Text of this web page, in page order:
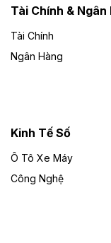
Lai
Bốn doanh
phần Tập đoàn
Gia Lai với tổng
Đồng Nai cho
công nghiệp
UBND TP Đồng
đất để đầu tư
Tài Chính & Ngân
Tài Chính
Ngân Hàng
Kinh Tế Số
Ô Tô Xe Máy
Công Nghệ